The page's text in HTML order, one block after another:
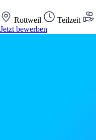
Rottweil Teilzeit
Jetzt bewerben